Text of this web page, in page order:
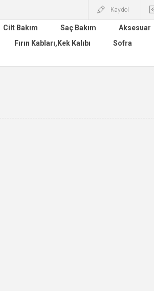
Kaydol
Cilt Bakım Saç Bakım Aksesuar
Fırın Kabları,Kek Kalıbı Sofra